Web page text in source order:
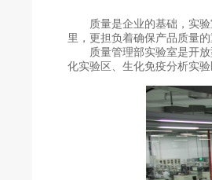
质量是企业的基础，实验
里，更担负着确保产品质量
质量管理部实验室是开放
化实验区、生化免疫分析实